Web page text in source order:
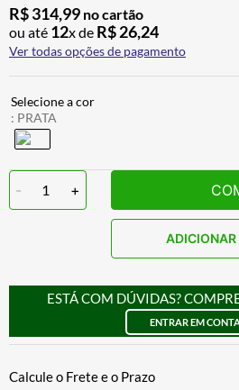
R$314,99 no cartão
ou até 12x de R$26,24
Ver todas opções de pagamento
: PRATA
- 1 +
ADICIONAR
ESTÁ COM DÚVIDAS?
ENTRAR EM